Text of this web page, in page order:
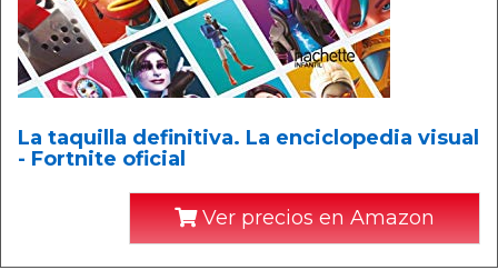
La taquilla definitiva. La enciclopedia visual
- Fortnite oficial
Ver precios en Amazon